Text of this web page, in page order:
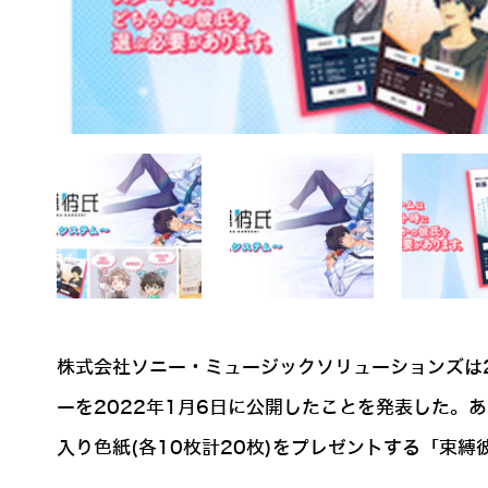
株式会社ソニー・ミュージックソリューションズ
ーを2022年1月6日に公開したことを発表した。
入り色紙(各10枚計20枚)をプレゼントする「束